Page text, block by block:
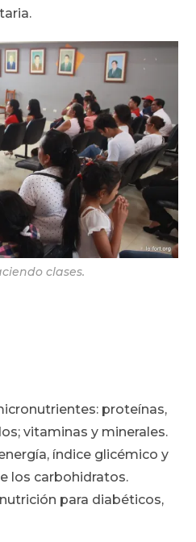
clases.
proteínas,
vitaminas y minerales.
índice glicémico y
los carbohidratos.
para diabéticos,